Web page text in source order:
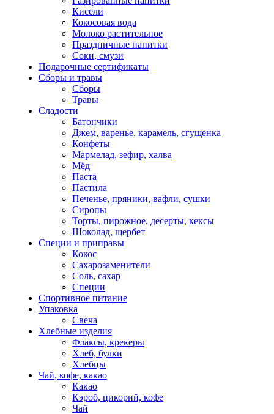
Кисели
Кокосовая вода
Молоко растительное
Праздничные напитки
Соки, смузи
Подарочные сертификаты
Сборы и травы
Сборы
Травы
Сладости
Батончики
Джем, варенье, карамель, сгущенка
Конфеты
Мармелад, зефир, халва
Мёд
Паста
Пастила
Печенье, пряники, вафли, сушки
Сиропы
Торты, пирожное, десерты, кексы
Шоколад, щербет
Специи и приправы
Кокос
Сахарозаменители
Соль, сахар
Специи
Спортивное питание
Упаковка
Свеча
Хлебные изделия
Флаксы, крекеры
Хлеб, булки
Хлебцы
Чай, кофе, какао
Какао
Кэроб, цикорий, кофе
Чай